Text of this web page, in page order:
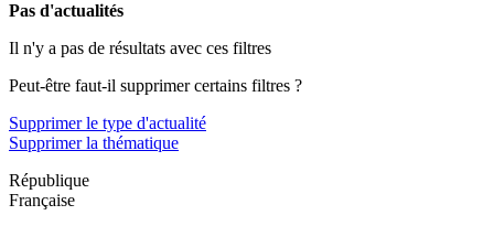
Pas d'actualités
Il n'y a pas de résultats avec ces filtres
Peut-être faut-il supprimer certains filtres ?
Supprimer le type d'actualité
Supprimer la thématique
République
Française